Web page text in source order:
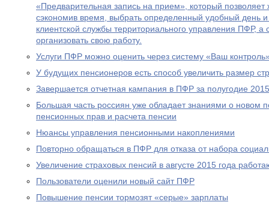
«Предварительная запись на прием», который
сэкономив время, выбрать определенный удобный день
клиентской службы территориального управления ПФР,
организовать свою работу.
Услуги ПФР можно оценить через систему «Ваш
У будущих пенсионеров есть способ увеличить размер
Завершается отчетная кампания в ПФР за полугодие
Большая часть россиян уже обладает знаниями о новом
пенсионных прав и расчета пенсии
Нюансы управления пенсионными накоплениями
Повторно обращаться в ПФР для отказа от набора
Увеличение страховых пенсий в августе 2015 года
Пользователи оценили новый сайт ПФР
Повышение пенсии тормозят «серые» зарплаты